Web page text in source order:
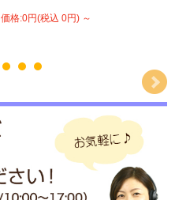
価格:0円(税込 0円) ～